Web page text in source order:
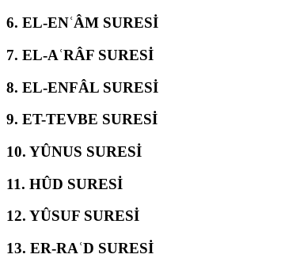
6. EL-ENʿÂM SURESİ
7. EL-AʿRÂF SURESİ
8. EL-ENFÂL SURESİ
9. ET-TEVBE SURESİ
10. YÛNUS SURESİ
11. HÛD SURESİ
12. YÛSUF SURESİ
13. ER-RAʿD SURESİ